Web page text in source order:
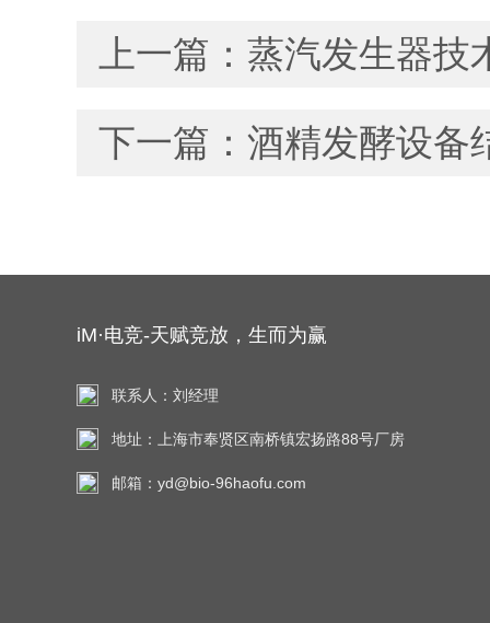
上一篇： 蒸汽发生器技
下一篇： 酒精发酵设备
iM·电竞-天赋竞放，生而为赢
联系人：刘经理
地址：上海市奉贤区南桥镇宏扬路88号厂房
邮箱：yd@bio-96haofu.com